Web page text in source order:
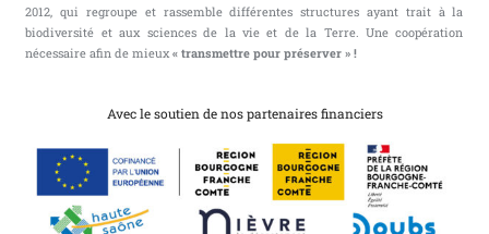
2012, qui regroupe et rassemble différentes structures ayant trait à la
biodiversité et aux sciences de la vie et de la Terre. Une coopération
nécessaire afin de mieux« transmettre pour préserver » !
Avec le soutien de nos partenaires financiers